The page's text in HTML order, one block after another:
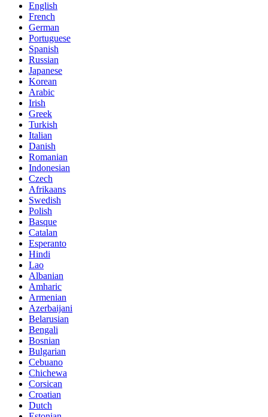
English
French
German
Portuguese
Spanish
Russian
Japanese
Korean
Arabic
Irish
Greek
Turkish
Italian
Danish
Romanian
Indonesian
Czech
Afrikaans
Swedish
Polish
Basque
Catalan
Esperanto
Hindi
Lao
Albanian
Amharic
Armenian
Azerbaijani
Belarusian
Bengali
Bosnian
Bulgarian
Cebuano
Chichewa
Corsican
Croatian
Dutch